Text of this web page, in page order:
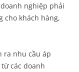
nghiệp phải
cho khách hàng,
ra nhu cầu áp
các doanh